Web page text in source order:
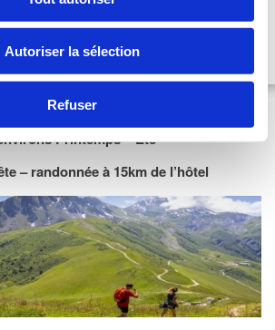
Autoriser la sélection
Refuser
89 51
de réserver à l’avance
Printemps – Eté
– randonnée à 15km de l’hôtel